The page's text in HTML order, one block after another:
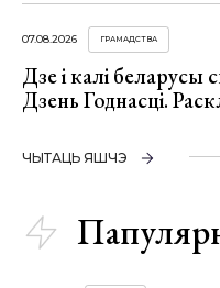
07.08.2026 ГРАМАДСТВА
Дзе і калі беларусы
Дзень Годнасці.
ЧЫТАЦЬ ЯШЧЭ